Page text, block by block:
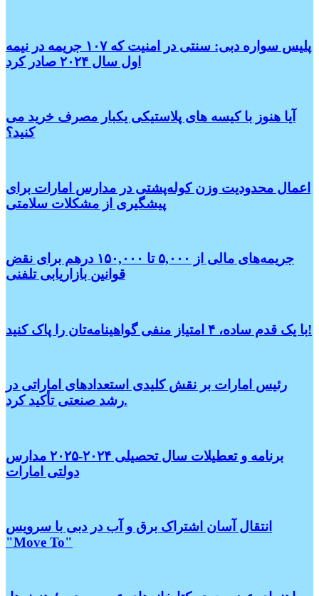
پلیس سواره دبی: سنتی در امنیت که ۱۰۷ جریمه در نیمه
اول سال ۲۰۲۴ صادر کرد
آیا هنوز با کیسه های پلاستیکی یکبار مصرف خرید می
کنید؟
اعمال محدودیت وزن کوله‌پشتی در مدارس امارات برای
پیشگیری از مشکلات سلامتی
جریمه‌های مالی از ۵,۰۰۰ تا ۱۵۰,۰۰۰ درهم برای نقض
قوانین بازاریابی تلفنی
با یک قدم ساده، ۴ امتیاز منفی گواهینامه‌تان را پاک کنید!
رئیس امارات بر نقش کلیدی استعدادهای اماراتی در
رشد صنعتی تأکید کرد.
برنامه و تعطیلات سال تحصیلی ۲۰۲۴-۲۰۲۵ مدارس
دولتی امارات
انتقال آسان اشتراک برق و آب در دبی با سرویس
"Move To"